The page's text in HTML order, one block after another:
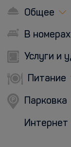
Общее
В номерах
Услуги и
Питание
Парковка
Интернет